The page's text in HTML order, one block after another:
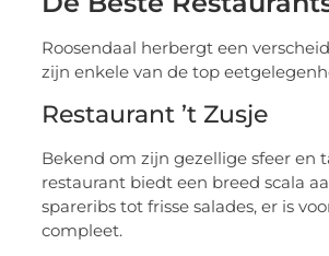
Roosendaal herbergt een
zijn enkele van de top
Restaurant ’t Zusje
Bekend om zijn gezellige sfeer en
restaurant biedt een breed scala
spareribs tot frisse salades, er is
compleet.